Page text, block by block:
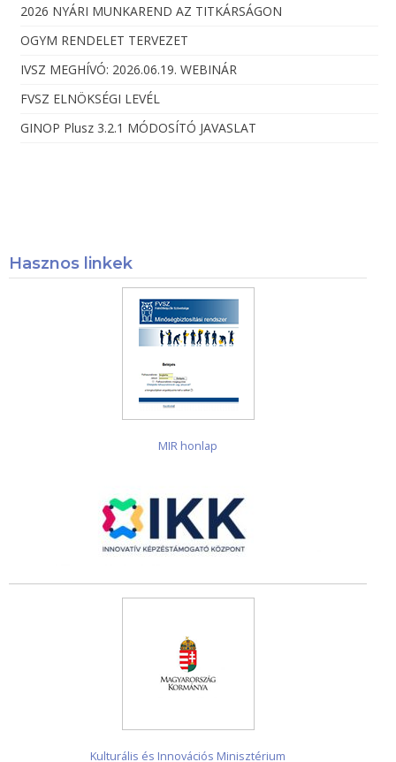
2026 NYÁRI MUNKAREND AZ TITKÁRSÁGON
OGYM RENDELET TERVEZET
IVSZ MEGHÍVÓ: 2026.06.19. WEBINÁR
FVSZ ELNÖKSÉGI LEVÉL
GINOP Plusz 3.2.1 MÓDOSÍTÓ JAVASLAT
Hasznos linkek
MIR honlap
Kulturális és Innovációs Minisztérium